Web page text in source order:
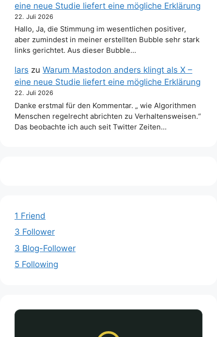
eine neue Studie liefert eine mögliche Erklärung
22. Juli 2026
Hallo, Ja, die Stimmung im wesentlichen positiver,
aber zumindest in meiner erstellten Bubble sehr stark
links gerichtet. Aus dieser Bubble…
lars zu Warum Mastodon anders klingt als X –
eine neue Studie liefert eine mögliche Erklärung
22. Juli 2026
Danke erstmal für den Kommentar. „ wie Algorithmen
Menschen regelrecht abrichten zu Verhaltensweisen.“
Das beobachte ich auch seit Twitter Zeiten…
1 Friend
3 Follower
3 Blog-Follower
5 Following